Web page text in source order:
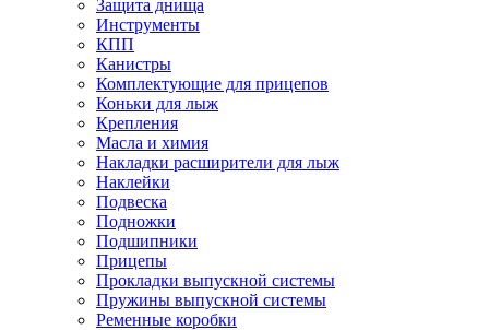
Защита днища
Инструменты
КПП
Канистры
Комплектующие для прицепов
Коньки для лыж
Крепления
Масла и химия
Накладки расширители для лыж
Наклейки
Подвеска
Подножки
Подшипники
Прицепы
Прокладки выпускной системы
Пружины выпускной системы
Ременные коробки